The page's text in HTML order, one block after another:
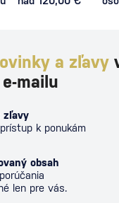
a zľavy
mailu
zľavy
k ponukám
obsah
len pre vás.